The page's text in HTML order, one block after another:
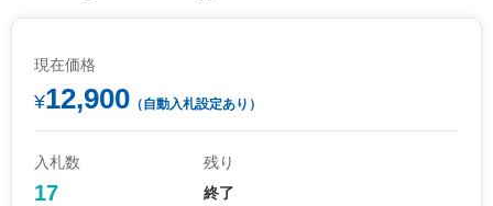
現在価格
¥12,900 （自動入札設定あり）
入札数
17
残り
終了